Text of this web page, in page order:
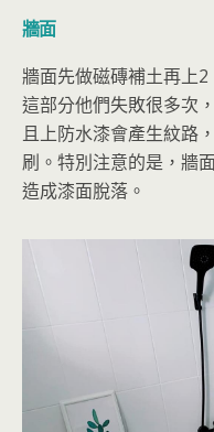
牆面
牆面先做磁磚補土再上
這部分他們失敗很多次
且上防水漆會產生紋路
刷。特別注意的是，牆
造成漆面脫落。